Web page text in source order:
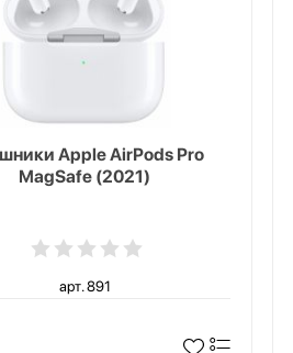
Apple AirPods Pro
MagSafe (2021)
арт. 891